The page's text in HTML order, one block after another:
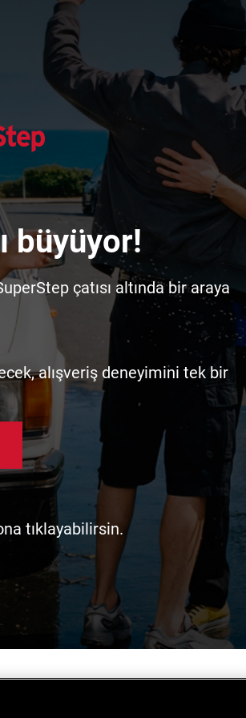
büyüyor!
çatısı altında bir araya
alışveriş deneyimini tek bir
tıklayabilirsin.